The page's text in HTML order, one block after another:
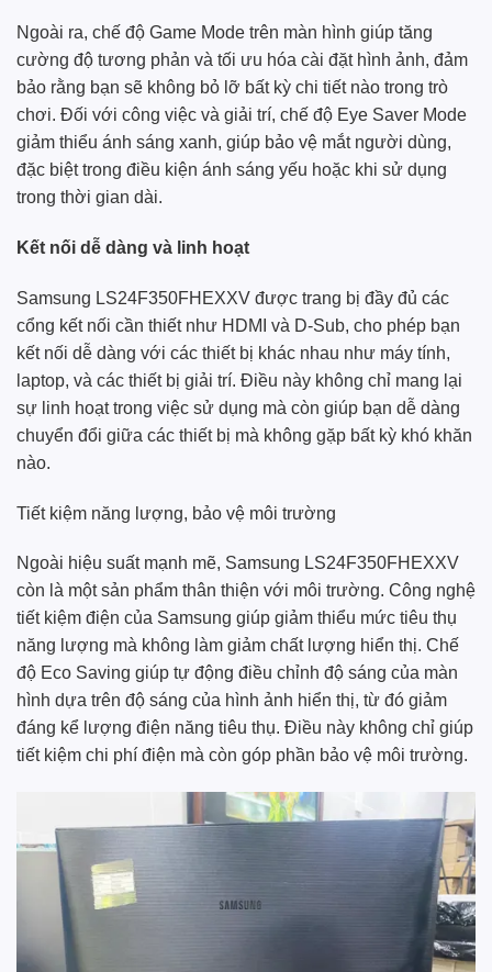
Ngoài ra, chế độ Game Mode trên màn hình giúp tăng
cường độ tương phản và tối ưu hóa cài đặt hình ảnh, đảm
bảo rằng bạn sẽ không bỏ lỡ bất kỳ chi tiết nào trong trò
chơi. Đối với công việc và giải trí, chế độ Eye Saver Mode
giảm thiểu ánh sáng xanh, giúp bảo vệ mắt người dùng,
đặc biệt trong điều kiện ánh sáng yếu hoặc khi sử dụng
trong thời gian dài.
Kết nối dễ dàng và linh hoạt
Samsung LS24F350FHEXXV được trang bị đầy đủ các
cổng kết nối cần thiết như HDMI và D-Sub, cho phép bạn
kết nối dễ dàng với các thiết bị khác nhau như máy tính,
laptop, và các thiết bị giải trí. Điều này không chỉ mang lại
sự linh hoạt trong việc sử dụng mà còn giúp bạn dễ dàng
chuyển đổi giữa các thiết bị mà không gặp bất kỳ khó khăn
nào.
Tiết kiệm năng lượng, bảo vệ môi trường
Ngoài hiệu suất mạnh mẽ, Samsung LS24F350FHEXXV
còn là một sản phẩm thân thiện với môi trường. Công nghệ
tiết kiệm điện của Samsung giúp giảm thiểu mức tiêu thụ
năng lượng mà không làm giảm chất lượng hiển thị. Chế
độ Eco Saving giúp tự động điều chỉnh độ sáng của màn
hình dựa trên độ sáng của hình ảnh hiển thị, từ đó giảm
đáng kể lượng điện năng tiêu thụ. Điều này không chỉ giúp
tiết kiệm chi phí điện mà còn góp phần bảo vệ môi trường.